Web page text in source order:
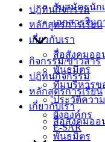
รับสมัครนัก
เอกสารใน
กิจกรรม/ข่าวสาร
ปฎิทินกิจกรรม
หลักสูตรการเรียน
เกี่ยวกับเรา
สื่อสังคมออ
พันธมิตร
ปฎิทินกิจกรรม
หลักสูตรการเรียน
เกี่ยวกับเรา
สื่อสังคมออ
พันธมิตร
ทีมบริหารข
ประวัติควา
ผังองค์กร
E-SAR